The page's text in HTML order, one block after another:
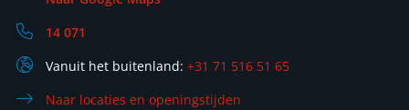
14 071
Vanuit het buitenland: +31 71 516 51 65
Naar locaties en openingstijden